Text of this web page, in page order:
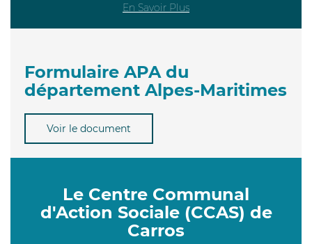
En Savoir Plus
Formulaire APA du
département Alpes-Maritimes
Voir le document
Le Centre Communal
d'Action Sociale (CCAS) de
Carros